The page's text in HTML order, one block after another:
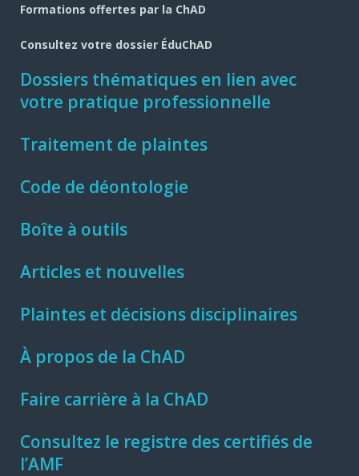
Formations offertes par la ChAD
Consultez votre dossier ÉduChAD
Dossiers thématiques en lien avec
votre pratique professionnelle
Traitement de plaintes
Code de déontologie
Boîte à outils
Articles et nouvelles
Plaintes et décisions disciplinaires
À propos de la ChAD
Faire carrière à la ChAD
Consultez le registre des certifiés de
l’AMF